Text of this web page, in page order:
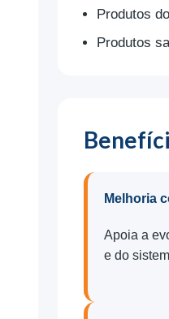
Produtos
Produtos
Melhoria
Apoia a
e do